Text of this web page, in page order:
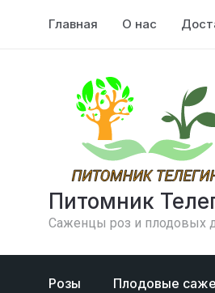
Главная О нас
Питомник
Саженцы роз и плодовых
Розы Плодовые